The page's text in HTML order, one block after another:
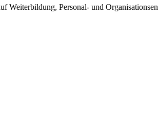
Weiterbildung, Personal- und